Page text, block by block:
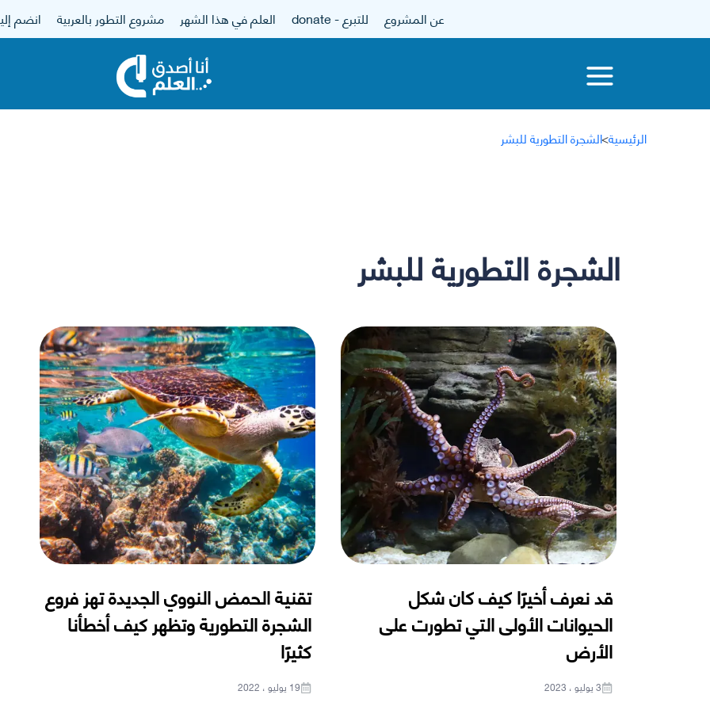
عن المشروع للتبرع - donate العلم في هذا الشهر مشروع التطور بالعربية انضم
الرئيسية>الشجرة التطورية للبشر
الشجرة التطورية للبشر
قد نعرف أخيرًا كيف كان شكل
الحيوانات الأولى التي تطورت على
الأرض
3 يوليو ، 2023
تقنية الحمض النووي الجديدة تهز فروع
الشجرة التطورية وتظهر كيف أخطأنا
كثيرًا
19 يوليو ، 2022